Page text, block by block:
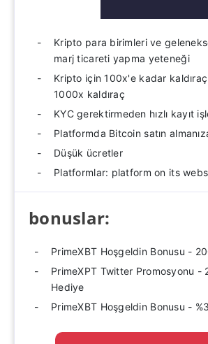
Kripto para birimleri ve
marj ticareti yapma yeteneği
Kripto için 100x'e kadar
1000x kaldıraç
KYC gerektirmeden hızlı kayıt
Platformda Bitcoin satın
Düşük ücretler
Platformlar: platform on its
bonuslar:
PrimeXBT Hoşgeldin Bonusu -
PrimeXPT Twitter Promosyonu -
Hediye
PrimeXBT Hoşgeldin Bonusu -